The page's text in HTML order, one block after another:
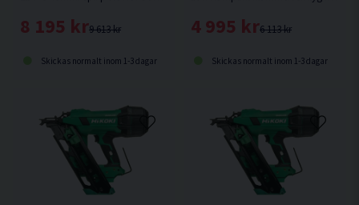
9 613 kr
8 195 kr
Skickas normalt inom 1-3 dagar
6 113 kr
4 995 kr
Skickas normalt inom 1-3 dagar